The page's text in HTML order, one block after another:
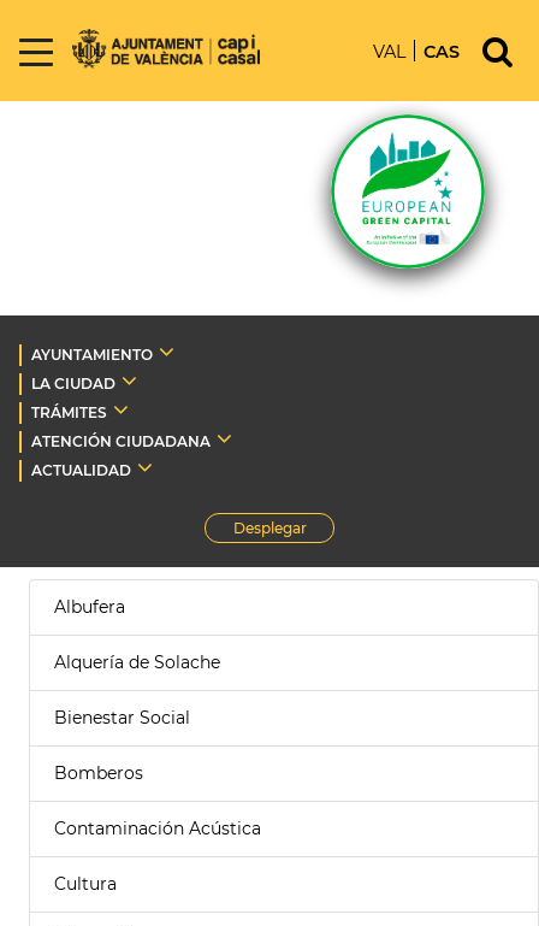
VAL CAS
AYUNTAMIENTO
LA CIUDAD
TRÁMITES
ATENCIÓN CIUDADANA
ACTUALIDAD
Desplegar
Albufera
Alquería de Solache
Bienestar Social
Bomberos
Contaminación Acústica
Cultura